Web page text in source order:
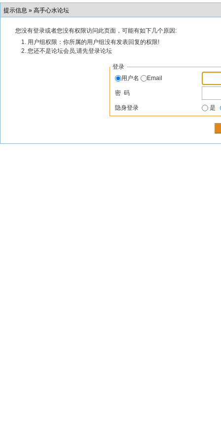
提示信息 » 高手心水论坛
您没有登录或者您没有权限访问此页面，可能有如下几个原因:
用户组权限：你所属的用户组没有发表回复的权限!
您还不是论坛会员,请先登录论坛
登录
用户名
Email
密 码
隐身登录 是